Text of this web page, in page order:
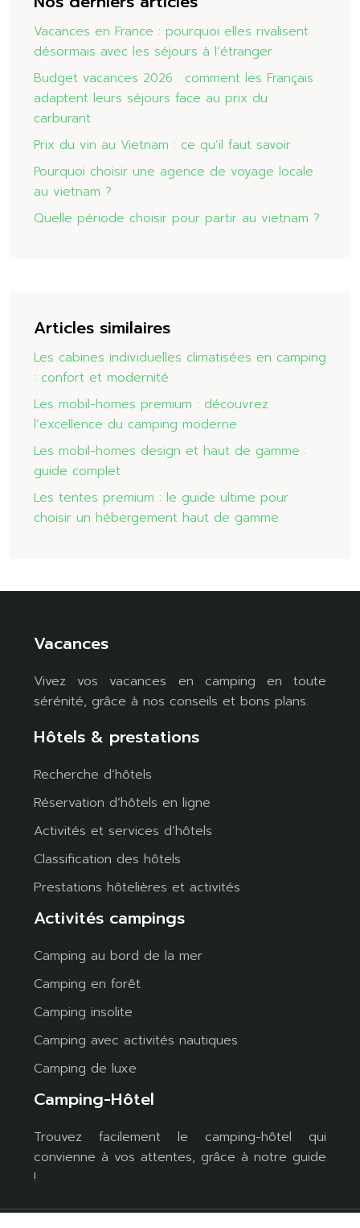
Vacances en France : pourquoi elles rivalisent
désormais avec les séjours à l’étranger
Budget vacances 2026 : comment les Français
adaptent leurs séjours face au prix du
carburant
Prix du vin au Vietnam : ce qu’il faut savoir
Pourquoi choisir une agence de voyage locale
au vietnam ?
Quelle période choisir pour partir au vietnam ?
Articles similaires
Les cabines individuelles climatisées en camping
: confort et modernité
Les mobil-homes premium : découvrez
l’excellence du camping moderne
Les mobil-homes design et haut de gamme :
guide complet
Les tentes premium : le guide ultime pour
choisir un hébergement haut de gamme
Vacances
Vivez vos vacances en camping en toute
sérénité, grâce à nos conseils et bons plans.
Hôtels & prestations
Recherche d’hôtels
Réservation d’hôtels en ligne
Activités et services d’hôtels
Classification des hôtels
Prestations hôtelières et activités
Activités campings
Camping au bord de la mer
Camping en forêt
Camping insolite
Camping avec activités nautiques
Camping de luxe
Camping-Hôtel
Trouvez facilement le camping-hôtel qui
convienne à vos attentes, grâce à notre guide
!